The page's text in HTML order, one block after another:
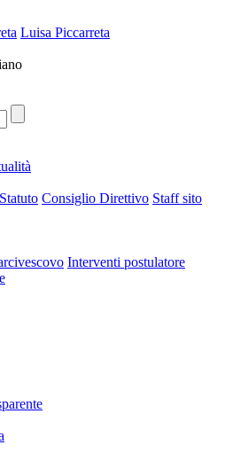
Luisa Piccarreta
Consiglio Direttivo Staff sito
Interventi postulatore